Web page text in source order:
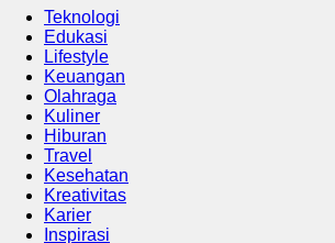
Teknologi
Edukasi
Lifestyle
Keuangan
Olahraga
Kuliner
Hiburan
Travel
Kesehatan
Kreativitas
Karier
Inspirasi